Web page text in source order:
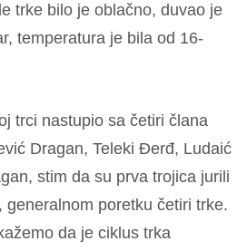
trke bilo je oblačno, duvao je
temperatura je bila od 16-
trci nastupio sa četiri člana
Dragan, Teleki Đerđ, Ludaić
stim da su prva trojica jurili
generalnom poretku četiri trke.
da je ciklus trka